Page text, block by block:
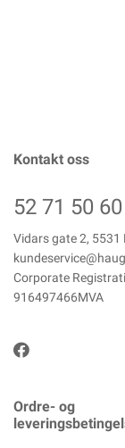
Kontakt oss
52 71 50 60
Vidars gate 2, 5531
Corporate
916497466MVA
Ordre- og